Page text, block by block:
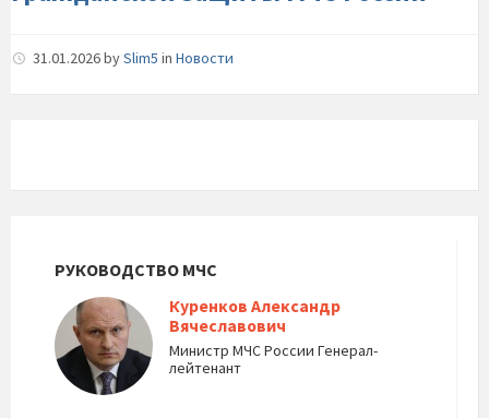
31.01.2026bySlim5 in Новости
РУКОВОДСТВО МЧС
Куренков Александр
Вячеславович
Министр МЧС России Генерал-
лейтенант